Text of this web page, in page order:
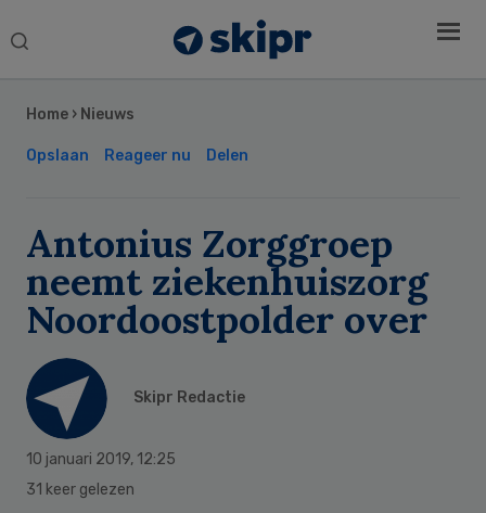
Search
Home › Nieuws
Opslaan Reageer nu Delen
Antonius Zorggroep
neemt ziekenhuiszorg
Noordoostpolder over
Skipr Redactie
10 januari 2019, 12:25
31 keer gelezen
Sidebar